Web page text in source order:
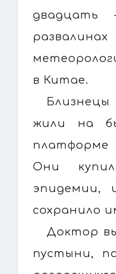
развалинах
в Китае.
жили на
платформе
Они
эпидемии,
сохранило
Доктор
пустыни,